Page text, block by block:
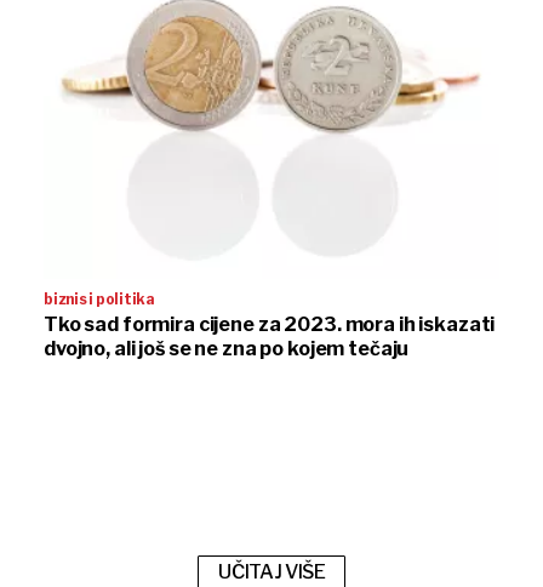
biznis i politika
Tko sad formira cijene za 2023. mora ih iskazati
dvojno, ali još se ne zna po kojem tečaju
UČITAJ VIŠE